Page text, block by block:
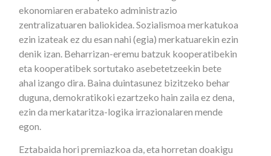
ekonomiaren erabateko administrazio
zentralizatuaren baliokidea. Sozialismoa merkatukoa
ezin izateak ez du esan nahi (egia) merkatuarekin ezin
denik izan. Beharrizan-eremu batzuk kooperatibekin
eta kooperatibek sortutako asebetetzeekin bete
ahal izango dira. Baina duintasunez bizitzeko behar
duguna, demokratikoki ezartzeko hain zaila ez dena,
ezin da merkataritza-logika irrazionalaren mende
egon.
Eztabaida hori premiazkoa da, eta horretan doakigu